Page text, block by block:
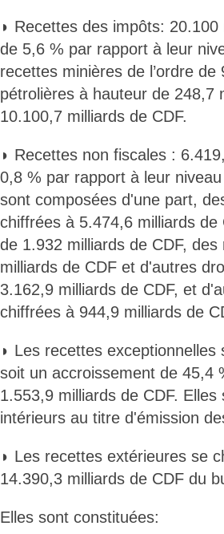
◗ Recettes des impôts:
de 5,6 % par rapport à leur
recettes minières de l’ordre
pétrolières à hauteur de 248,7
10.100,7 milliards de CDF.
◗ Recettes non fiscales :
0,8 % par rapport à leur
sont composées d'une part,
chiffrées à 5.474,6 milliards
de 1.932 milliards de CDF,
milliards de CDF et d'autres
3.162,9 milliards de CDF, et
chiffrées à 944,9 milliards de
◗ Les recettes
soit un accroissement de 45,4
1.553,9 milliards de CDF.
intérieurs au titre d'émission
◗ Les recettes extérieures se
14.390,3 milliards de CDF du
Elles sont constituées: